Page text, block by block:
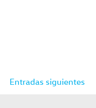
Entradas siguientes